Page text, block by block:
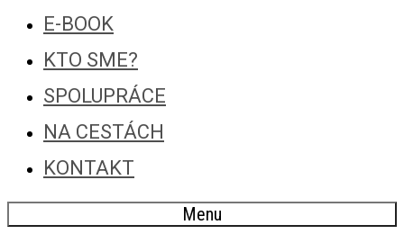
E-BOOK
KTO SME?
SPOLUPRÁCE
NA CESTÁCH
KONTAKT
Menu